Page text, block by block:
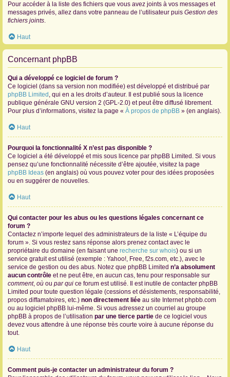
Pour accéder à la liste des fichiers que vous avez joints à vos messages et
messages privés, allez dans votre panneau de l’utilisateur puis Gestion des
fichiers joints.
Haut
Concernant phpBB
Qui a développé ce logiciel de forum ?
Ce logiciel (dans sa version non modifiée) est développé et distribué par
phpBB Limited , qui en a les droits d’auteur. Il est publié sous la licence
publique générale GNU version 2 (GPL-2.0) et peut être diffusé librement.
Pour plus d’informations, visitez la page « À propos de phpBB » (en anglais).
Haut
Pourquoi la fonctionnalité X n’est pas disponible ?
Ce logiciel a été développé et mis sous licence par phpBB Limited. Si vous
pensez qu’une fonctionnalité nécessite d’être ajoutée, visitez la page
phpBB Ideas (en anglais) où vous pouvez voter pour des idées proposées
ou en suggérer de nouvelles.
Haut
Qui contacter pour les abus ou les questions légales concernant ce
forum ?
Contactez n’importe lequel des administrateurs de la liste « L’équipe du
forum ». Si vous restez sans réponse alors prenez contact avec le
propriétaire du domaine (en faisant une recherche sur whois) ou si un
service gratuit est utilisé (exemple : Yahoo!, Free, f2s.com, etc.), avec le
service de gestion ou des abus. Notez que phpBB Limited n’a absolument
aucun contrôle et ne peut être, en aucun cas, tenu pour responsable sur
comment, où ou par qui ce forum est utilisé. Il est inutile de contacter phpBB
Limited pour toute question légale (cessions et désistements, responsabilité,
propos diffamatoires, etc.) non directement liée au site Internet phpbb.com
ou au logiciel phpBB lui-même. Si vous adressez un courriel au groupe
phpBB à propos de l’utilisation par une tierce partie de ce logiciel vous
devez vous attendre à une réponse très courte voire à aucune réponse du
tout.
Haut
Comment puis-je contacter un administrateur du forum ?